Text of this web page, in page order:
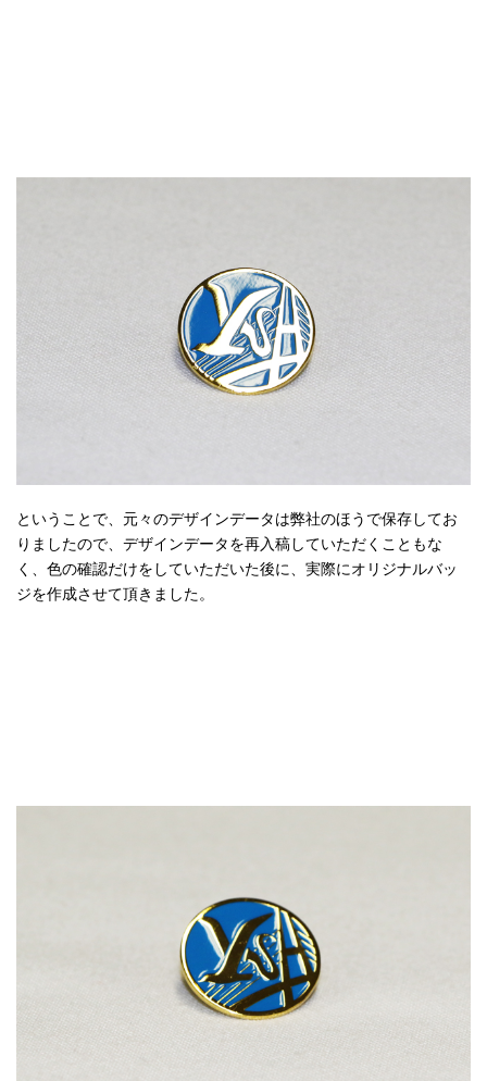
ということで、元々のデザインデータは弊社のほうで保存してお
りましたので、デザインデータを再入稿していただくこともな
く、色の確認だけをしていただいた後に、実際にオリジナルバッ
ジを作成させて頂きました。